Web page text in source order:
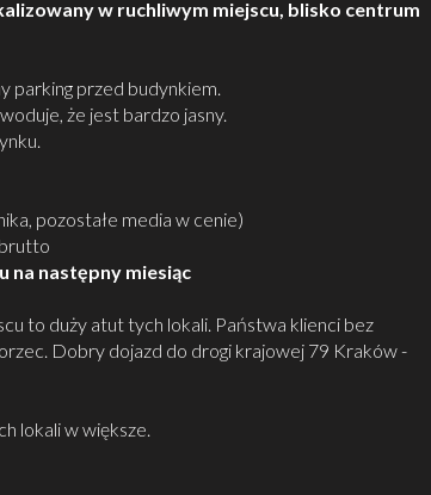
w ruchliwym miejscu, blisko centrum
parking przed budynkiem.
że jest bardzo jasny.
pozostałe media w cenie)
na następny miesiąc
to duży atut tych lokali. Państwa klienci bez
Dobry dojazd do drogi krajowej 79 Kraków -
lokali w większe.